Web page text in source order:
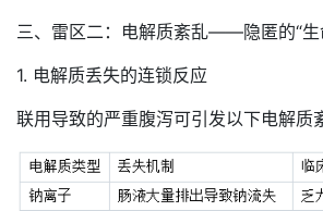
三、雷区二：电解质紊乱——隐匿的“生
1. 电解质丢失的连锁反应
联用导致的严重腹泻可引发以下电解质